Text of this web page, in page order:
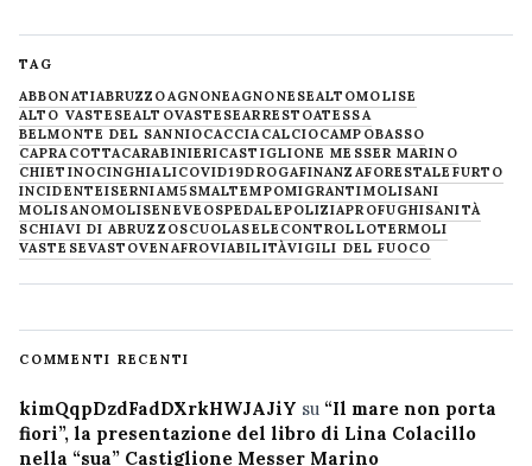
TAG
ABBONATIABRUZZOAGNONEAGNONESEALTOMOLISE
ALTO VASTESEALTOVASTESEARRESTOATESSA
BELMONTE DEL SANNIOCACCIACALCIOCAMPOBASSO
CAPRACOTTACARABINIERICASTIGLIONE MESSER MARINO
CHIETINOCINGHIALICOVID19DROGAFINANZAFORESTALE FURTO
INCIDENTEISERNIAM5SMALTEMPOMIGRANTIMOLISANI
MOLISANOMOLISENEVE OSPEDALEPOLIZIAPROFUGHISANITÀ
SCHIAVI DI ABRUZZOSCUOLASELECONTROLLOTERMOLI
VASTESEVASTOVENAFROVIABILITÀVIGILI DEL FUOCO
COMMENTI RECENTI
kimQqpDzdFadDXrkHWJAJiY su “Il mare non porta
fiori”, la presentazione del libro di Lina Colacillo
nella “sua” Castiglione Messer Marino